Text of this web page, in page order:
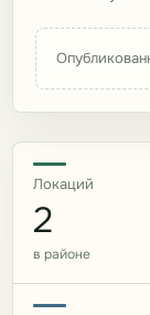
Локаций
2
в районе